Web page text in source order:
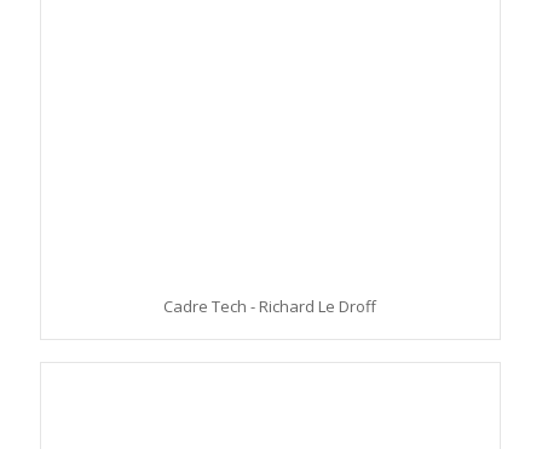
Cadre Tech - Richard Le Droff